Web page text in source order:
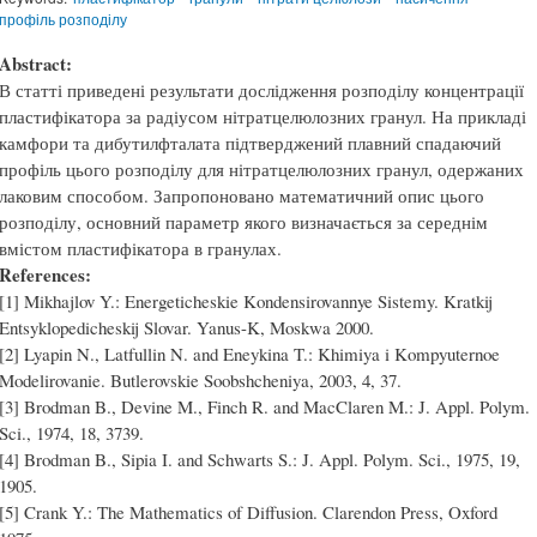
профіль розподілу
Abstract:
В статті приведені результати дослідження розподілу концентрації
пластифікатора за радіусом нітратцелюлозних гранул. На прикладі
камфори та дибутилфталата підтверджений плавний спадаючий
профіль цього розподілу для нітратцелюлозних гранул, одержаних
лаковим способом. Запропоновано математичний опис цього
розподілу, основний параметр якого визначається за середнім
вмістом пластифікатора в гранулах.
References:
[1] Mikhajlov Y.: Energeticheskie Kondensirovannye Sistemy. Kratkij
Entsyklopedicheskij Slovar. Yanus-K, Moskwa 2000.
[2] Lyapin N., Latfullin N. and Eneykina T.: Khimiya i Kompyuternoe
Modelirovanie. Butlerovskie Soobshcheniya, 2003, 4, 37.
[3] Brodman B., Devine M., Finch R. and MacClaren M.: J. Appl. Polym.
Sci., 1974, 18, 3739.
[4] Brodman B., Sipia I. and Schwarts S.: J. Appl. Polym. Sci., 1975, 19,
1905.
[5] Crank Y.: The Mathematics of Diffusion. Clarendon Press, Oxford